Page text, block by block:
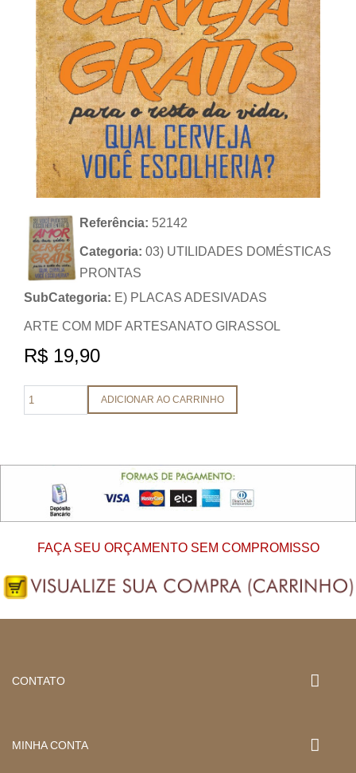
Referência: 52142
Categoria: 03) UTILIDADES DOMÉSTICAS
PRONTAS
SubCategoria: E) PLACAS ADESIVADAS
ARTE COM MDF ARTESANATO GIRASSOL
R$ 19,90
ADICIONAR AO CARRINHO
FAÇA SEU ORÇAMENTO SEM COMPROMISSO
CONTATO
MINHA CONTA